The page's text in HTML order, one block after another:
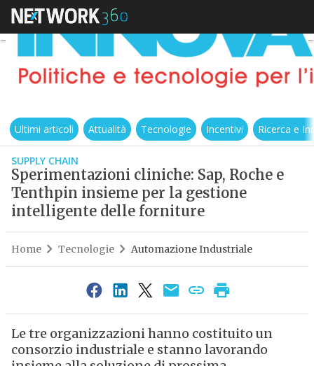
Ultimi articoli Attualità Tecnologie Incentivi Ricerca e
SUPPLY CHAIN
Sperimentazioni cliniche: Sap, Roche e
Tenthpin insieme per la gestione
intelligente delle forniture
Home Tecnologie Automazione Industriale
Le tre organizzazioni hanno costituito un
consorzio industriale e stanno lavorando